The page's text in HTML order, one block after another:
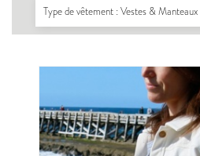
Type de vêtement : Vestes & Manteaux